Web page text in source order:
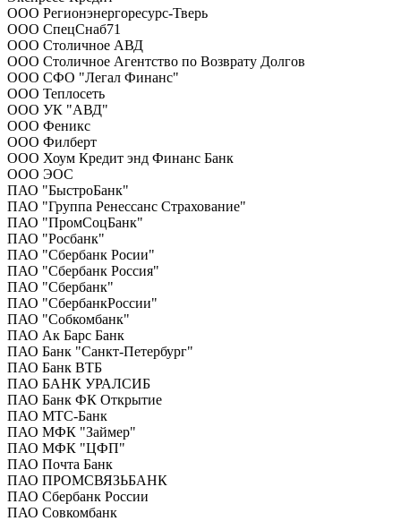
ООО Регионэнергоресурс-Тверь
ООО СпецСнаб71
ООО Столичное АВД
ООО Столичное Агентство по Возврату Долгов
ООО СФО "Легал Финанс"
ООО Теплосеть
ООО УК "АВД"
ООО Феникс
ООО Филберт
ООО Хоум Кредит энд Финанс Банк
ООО ЭОС
ПАО "БыстроБанк"
ПАО "Группа Ренессанс Страхование"
ПАО "ПромСоцБанк"
ПАО "Росбанк"
ПАО "Сбербанк Росии"
ПАО "Сбербанк Россия"
ПАО "Сбербанк"
ПАО "СбербанкРоссии"
ПАО "Собкомбанк"
ПАО Ак Барс Банк
ПАО Банк "Санкт-Петербург"
ПАО Банк ВТБ
ПАО БАНК УРАЛСИБ
ПАО Банк ФК Открытие
ПАО МТС-Банк
ПАО МФК "Займер"
ПАО МФК "ЦФП"
ПАО Почта Банк
ПАО ПРОМСВЯЗЬБАНК
ПАО Сбербанк России
ПАО Совкомбанк